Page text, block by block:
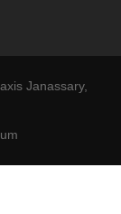
Janassary,